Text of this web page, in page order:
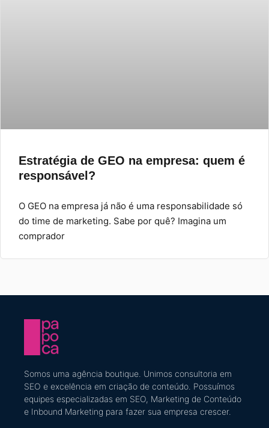
Estratégia de GEO na empresa: quem é
responsável?
O GEO na empresa já não é uma responsabilidade só
do time de marketing. Sabe por quê? Imagina um
comprador
Somos uma agência boutique. Unimos consultoria em
SEO e excelência em criação de conteúdo​. Possuímos
equipes especializadas em SEO, Marketing de Conteúdo
e Inbound Marketing para fazer sua empresa crescer.